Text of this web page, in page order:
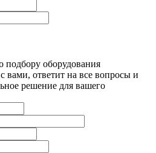
подбору оборудования
вами, ответит на все вопросы и
решение для вашего